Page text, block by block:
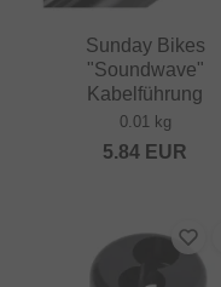
Sunday Bikes
"Soundwave"
Kabelführung
0.01 kg
5.84 EUR